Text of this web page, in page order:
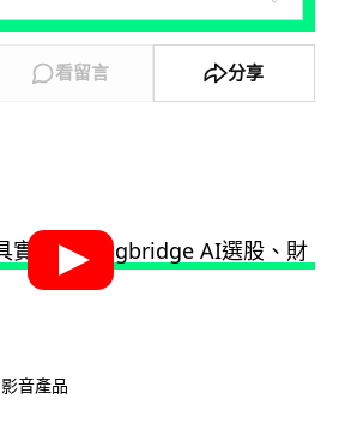
看留言 分享
影音產品